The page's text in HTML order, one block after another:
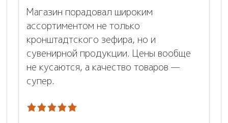
Магазин порадовал широким
ассортиментом не только
кронштадтского зефира, но и
сувенирной продукции. Цены вообще
не кусаются, а качество товаров —
супер.